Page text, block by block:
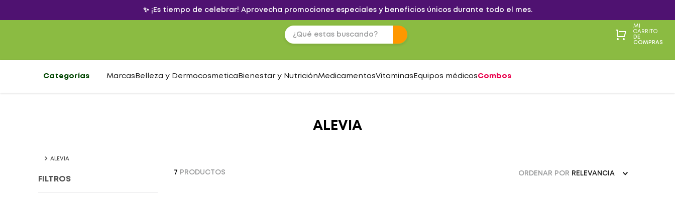
✨ ¡Es tiempo de celebrar! Aprovecha promociones especiales y beneficios únicos durante todo el mes.
MI
CARRITO
DE
COMPRAS
Categorías Marcas Belleza y Dermocosmetica Bienestar y NutriciónMedicamentosVitaminas Equipos médicosCombos
ALEVIA
ALEVIA
FILTROS
7 PRODUCTOS ORDENAR POR RELEVANCIA